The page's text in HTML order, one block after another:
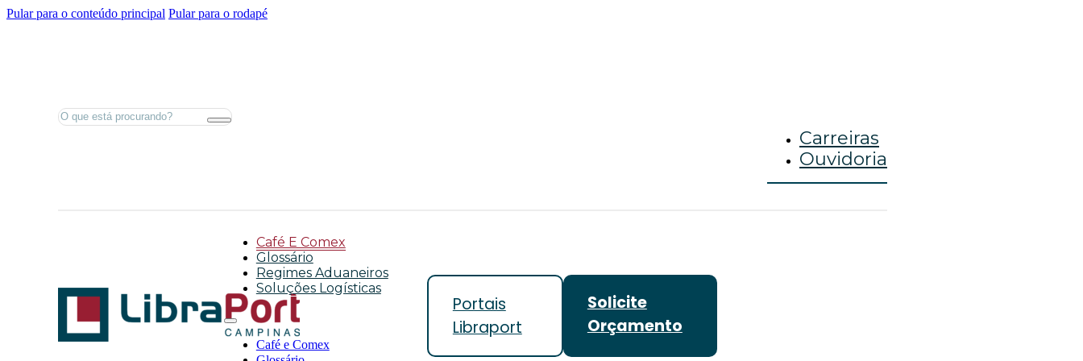
Pular para o conteúdo principal Pular para o rodapé
Pesquisar
Carreiras
Ouvidoria
Café E Comex
Glossário
Regimes Aduaneiros
Soluções Logísticas
Café e Comex
Portais
Libraport
Solicite
Orçamento